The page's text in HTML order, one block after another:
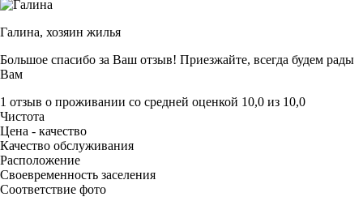
Галина, хозяин жилья
Большое спасибо за Ваш отзыв! Приезжайте, всегда будем рады
Вам
1 отзыв о проживании со средней оценкой 10,0 из 10,0
Чистота
Цена - качество
Качество обслуживания
Расположение
Своевременность заселения
Соответствие фото